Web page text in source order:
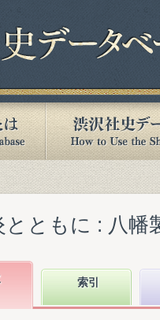
ともに : 八幡
索引